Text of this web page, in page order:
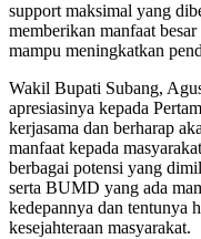
support maksimal yang
memberikan manfaat
mampu meningkatkan
Wakil Bupati Subang,
apresiasinya kepada
kerjasama dan berharap
manfaat kepada
berbagai potensi yang
serta BUMD yang ada
kedepannya dan tentunya
kesejahteraan masyarakat.